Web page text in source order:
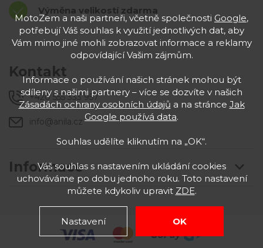
Výměna velikostí zdarma
Informace
Kontakt
+420 555 333 957
info@anila.cz
MotoZem a naši partneři, včetně společnosti Google,
potřebují Váš souhlas k využití jednotlivých dat, aby
Vám mimo jiné mohli zobrazovat informace a reklamy
odpovídající Vašim zájmům.
Informace o používání našich stránek mohou být
sdíleny s našimi partnery – více se dozvíte v našich
Zásadách ochrany osobních údajů a na stránce Jak
Google používá data.
Souhlas udělíte kliknutím na „OK“.
Váš souhlas s nastavením ukládání cookies
uchováváme po dobu jednoho roku. Toto nastavení
můžete kdykoliv upravit ZDE.
Nastavení OK